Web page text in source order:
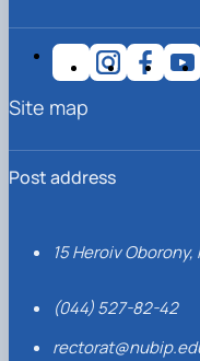
Post address
15 Heroiv Oborony,
(044) 527-82-42
Site map